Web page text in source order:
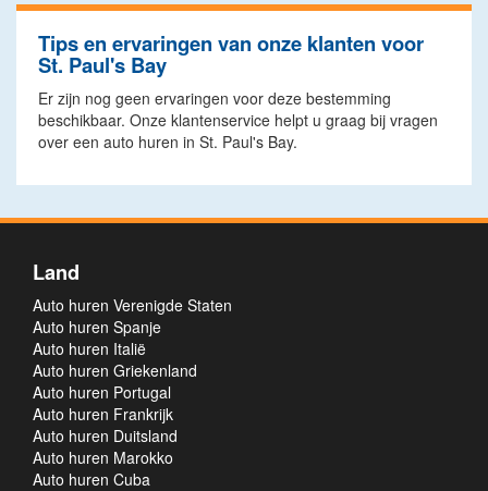
Tips en ervaringen van onze klanten voor
St. Paul's Bay
Er zijn nog geen ervaringen voor deze bestemming
beschikbaar. Onze klantenservice helpt u graag bij vragen
over een auto huren in St. Paul's Bay.
Land
Auto huren Verenigde Staten
Auto huren Spanje
Auto huren Italië
Auto huren Griekenland
Auto huren Portugal
Auto huren Frankrijk
Auto huren Duitsland
Auto huren Marokko
Auto huren Cuba